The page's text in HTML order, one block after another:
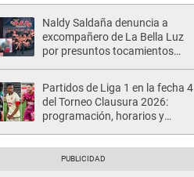
Naldy Saldaña denuncia a
excompañero de La Bella Luz
por presuntos tocamientos
Partidos de Liga 1 en la fecha 4
del Torneo Clausura 2026:
programación, horarios y